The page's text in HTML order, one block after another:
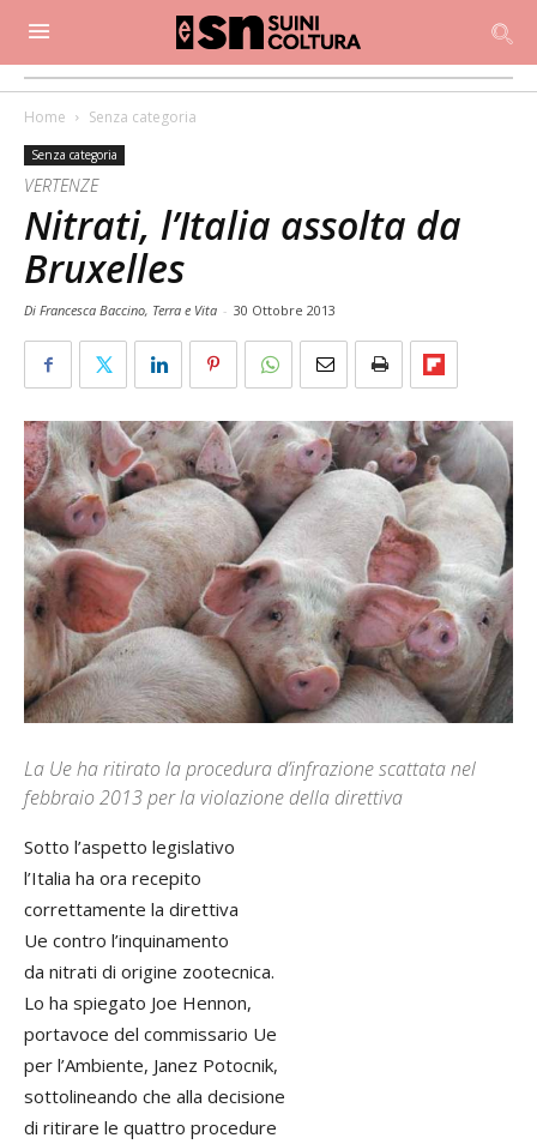
Home Senza categoria
Senza categoria
VERTENZE
Nitrati, l’Italia assolta da
Bruxelles
Di Francesca Baccino, Terra e Vita - 30 Ottobre 2013
La Ue ha ritirato la procedura d’infrazione scattata nel
febbraio 2013 per la violazione della direttiva
Sotto l’aspetto legislativo
l’Italia ha ora recepito
correttamente la direttiva
Ue contro l’inquinamento
da nitrati di origine zootecnica.
Lo ha spiegato Joe Hennon,
portavoce del commissario Ue
per l’Ambiente, Janez Potocnik,
sottolineando che alla decisione
di ritirare le quattro procedure